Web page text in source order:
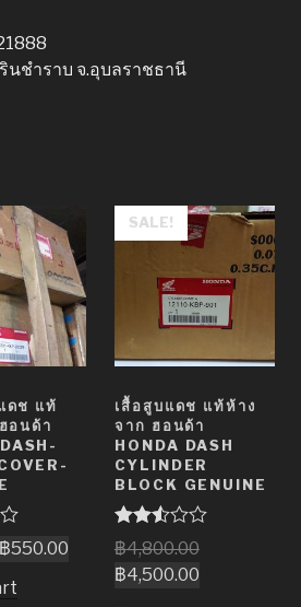
นชำราบ จ.อุบลราชธานี
ดช แท้
อนด้า
฿550.00
SALE!
เสื้อสูบแดช แท้ห้าง
จาก ฮอนด้า
HONDA DASH
CYLINDER
BLOCK GENUINE
Rated
2.51
out of
฿4,800.00
฿4,500.00